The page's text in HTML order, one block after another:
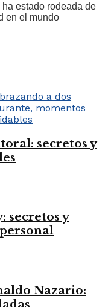
estado rodeada de
en el mundo
secretos y
secretos y
Nazario: